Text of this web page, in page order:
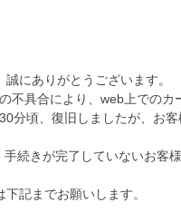
にありがとうございます。
不具合により、web上でのカ
分頃、復旧しましたが、お
続きが完了していないお客
記までお願いします。